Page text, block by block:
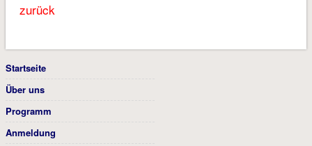
zurück
Startseite
Über uns
Programm
Anmeldung